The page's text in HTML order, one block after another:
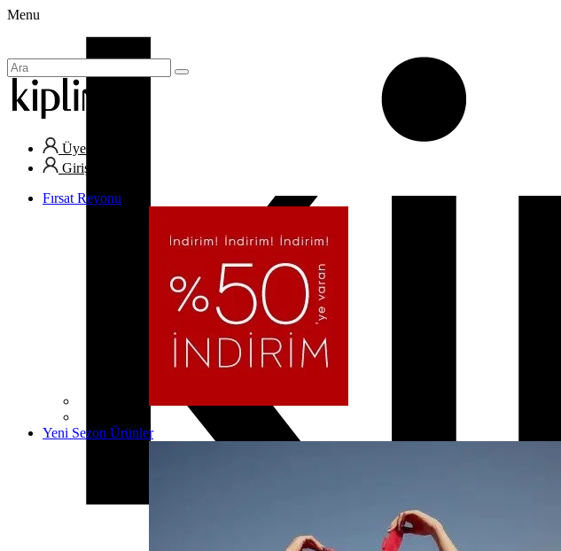
Menu
Üye Ol
Giriş Yap
Fırsat Reyonu
Yeni Sezon Ürünler